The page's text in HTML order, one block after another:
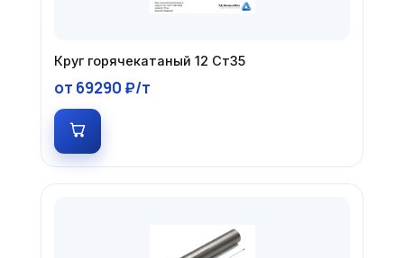
Круг горячекатаный 12 Ст35
от 69290 ₽/т